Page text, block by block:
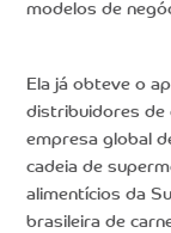
modelos de
Ela já obteve o
distribuidores de
empresa global
cadeia de
alimentícios da
brasileira de